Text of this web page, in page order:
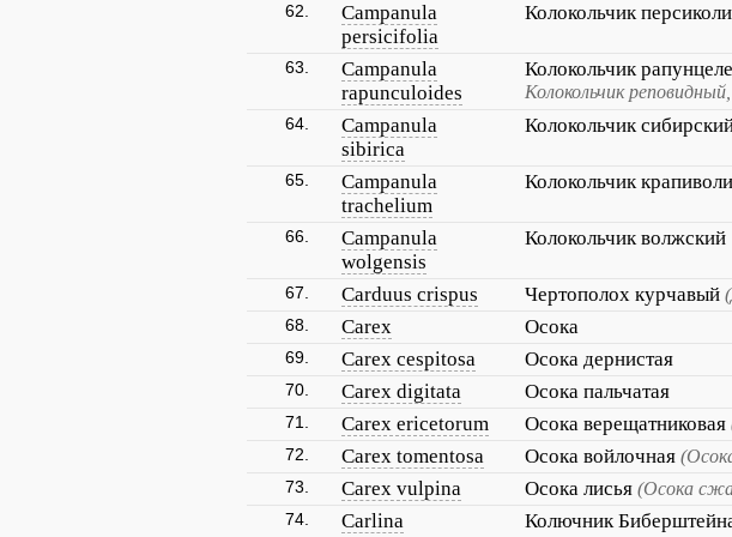
62.
Campanula
persicifolia
Колокольчик
63.
Campanula
rapunculoides
Колокольчик
Колокольчик
64.
Campanula
sibirica
Колокольчик
65.
Campanula
trachelium
Колокольчик
66.
Campanula
wolgensis
Колокольчик волжский
67. Carduus crispus Чертополох курчавый
68.
Carex Осока
69.
Carex cespitosa Осока дернистая
70.
Carex digitata Осока пальчатая
71.
Carex ericetorum Осока верещатниковая
72.
Carex tomentosa Осока войлочная
73.
Carex vulpina Осока лисья (Осока
74.
Carlina
Колючник